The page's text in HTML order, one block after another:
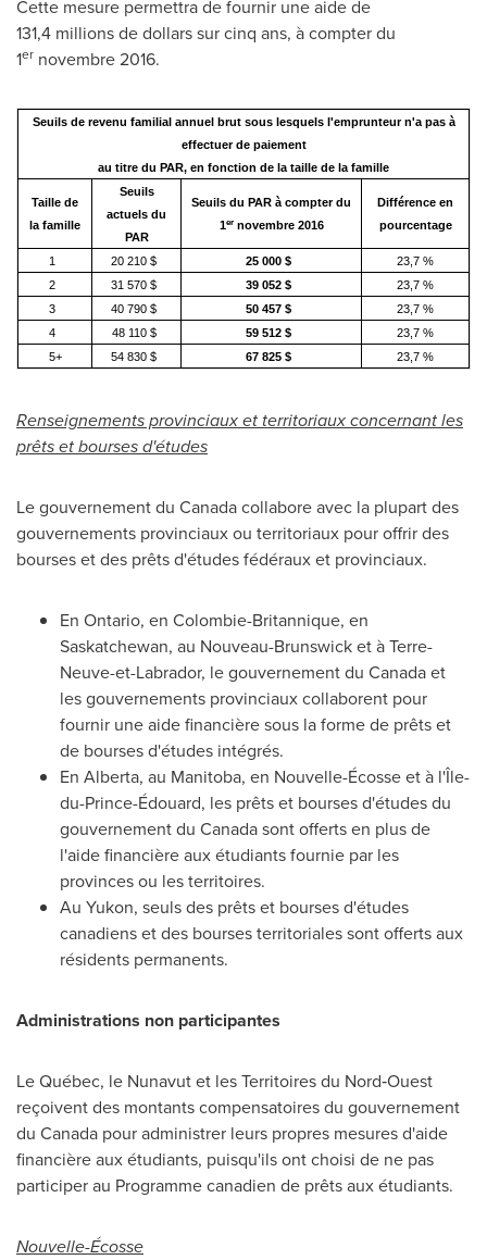
Cette mesure permettra de fournir une aide de
131,4 millions de dollars sur cinq ans, à compter du
1er novembre 2016.
Seuils de revenu familial annuel brut sous lesquels l'emprunteur n'a pas à
effectuer de paiement
au titre du PAR, en fonction de la taille de la famille
Taille de
la famille
Seuils
actuels du
PAR
Seuils du PAR à compter du
1ernovembre 2016
Différence en
pourcentage
1 20 210 $ 25 000 $
23,7 %
2
31 570 $ 39 052 $
23,7 %
3
40 790 $ 50 457 $
23,7 %
4
48 110 $ 59 512 $
23,7 %
5+
54 830 $ 67 825 $ 23,7 %
Renseignements provinciaux et territoriaux concernant les
prêts et bourses d'études
Le gouvernement du Canadacollabore avec la plupart des
gouvernements provinciaux ou territoriaux pour offrir des
bourses et des prêts d'études fédéraux et provinciaux.
En Ontario, en Colombie-Britannique, en
Saskatchewan, au Nouveau-Brunswick et à Terre-
Neuve-et-Labrador, le gouvernement du Canadaet
les gouvernements provinciaux collaborent pour
fournir une aide financière sous la forme de prêts et
de bourses d'études intégrés.
En Alberta, au Manitoba, en Nouvelle-Écosse et à l'Île-
du-Prince-Édouard, les prêts et bourses d'études du
gouvernement du Canadasont offerts en plus de
l'aide financière aux étudiants fournie par les
provinces ou les territoires.
Au Yukon, seuls des prêts et bourses d'études
canadiens et des bourses territoriales sont offerts aux
résidents permanents.
Administrations non participantes
Le Québec, le Nunavutet les Territoires du Nord‑Ouest
reçoivent des montants compensatoires du gouvernement
du Canada pour administrer leurs propres mesures d'aide
financière aux étudiants, puisqu'ils ont choisi de ne pas
participer au Programme canadien de prêts aux étudiants.
Nouvelle-Écosse